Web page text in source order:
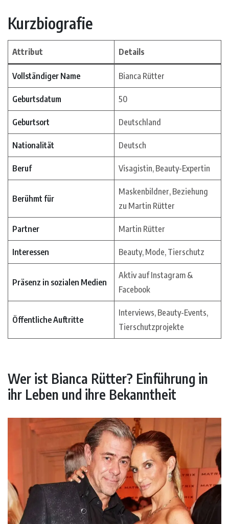
Kurzbiografie
Attribut Details
Vollständiger Name Bianca Rütter
Geburtsdatum 50
Geburtsort Deutschland
Nationalität Deutsch
Beruf Visagistin, Beauty-Expertin
Berühmt für
Maskenbildner, Beziehung
zu Martin Rütter
Partner Martin Rütter
Interessen Beauty, Mode, Tierschutz
Präsenz in sozialen Medien
Aktiv auf Instagram &
Facebook
Öffentliche Auftritte
Interviews, Beauty-Events,
Tierschutzprojekte
Wer ist Bianca Rütter? Einführung in
ihr Leben und ihre Bekanntheit